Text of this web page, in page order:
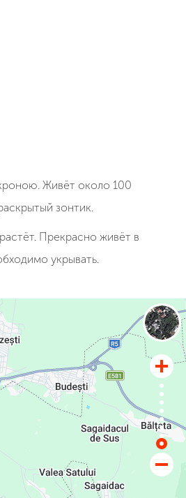
Живёт около 100
зонтик.
Прекрасно живёт в
укрывать.